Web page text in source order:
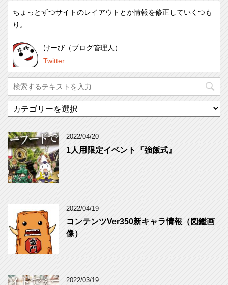
ちょっとずつサイトのレイアウトとか情報を修正していくつも
り。
けーび（ブログ管理人）
Twitter
テ
リ
ー
2022/04/20
1人用限定イベント『強飯式』
2022/04/19
コンテンツVer350新キャラ情報（図鑑画
像）
2022/03/19